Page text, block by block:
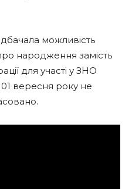
можливість
народження замість
для участі у ЗНО
вересня року не